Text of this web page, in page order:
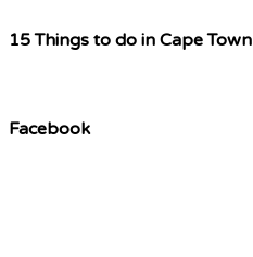
15 Things to do in Cape Town
Facebook